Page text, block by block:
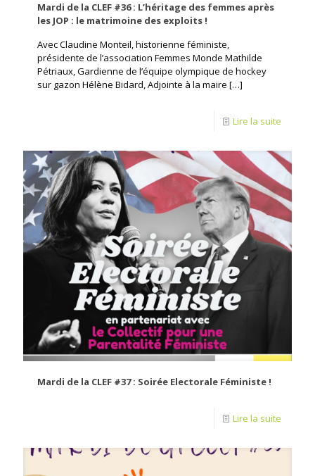
Mardi de la CLEF #36 : L’héritage des femmes après
les JOP : le matrimoine des exploits !
Avec Claudine Monteil, historienne féministe,
présidente de l’association Femmes Monde Mathilde
Pétriaux, Gardienne de l’équipe olympique de hockey
sur gazon Hélène Bidard, Adjointe à la maire […]
Lire la suite
Mardi de la CLEF #37 : Soirée Electorale Féministe !
Lire la suite